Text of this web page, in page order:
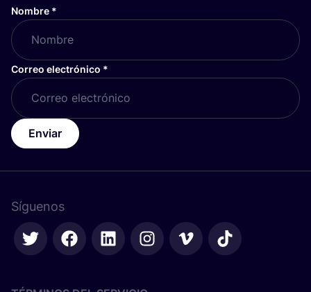
Nombre *
Correo electrónico *
Enviar
Síguenos